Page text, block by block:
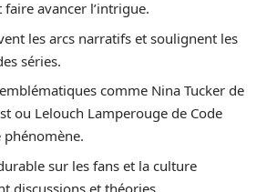
avancer l’intrigue.
les arcs narratifs et soulignent les
séries.
comme Nina Tucker de
ou Lelouch Lamperouge de Code
phénomène.
sur les fans et la culture
discussions et théories.